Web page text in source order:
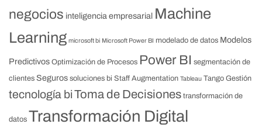
negocios inteligencia empresarial Machine
Learning microsoft bi Microsoft Power BI modelado de datos Modelos
Predictivos Optimización de Procesos Power BI segmentación de
clientes Seguros soluciones bi Staff Augmentation Tableau Tango Gestión
tecnología biToma de Decisiones transformación de
datos Transformación Digital